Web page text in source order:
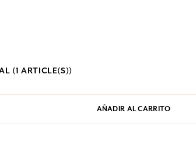
(1 ARTICLE(S))
AÑADIR AL CARRITO